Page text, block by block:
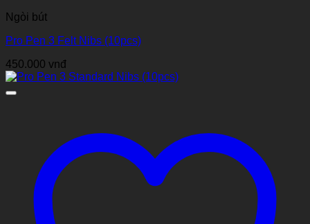
Ngòi bút
Pro Pen 3 Felt Nibs (10pcs)
450.000 vnđ